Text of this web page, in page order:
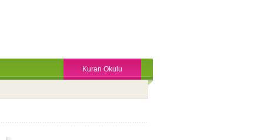
Kuran Okulu